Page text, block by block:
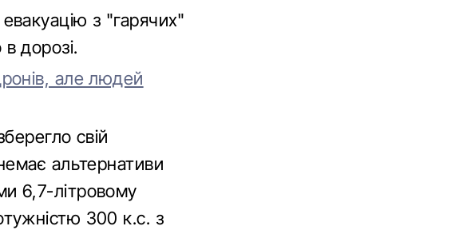
з "гарячих"
дорозі.
але людей
свій
альтернативи
6,7-літровому
300 к.с. з